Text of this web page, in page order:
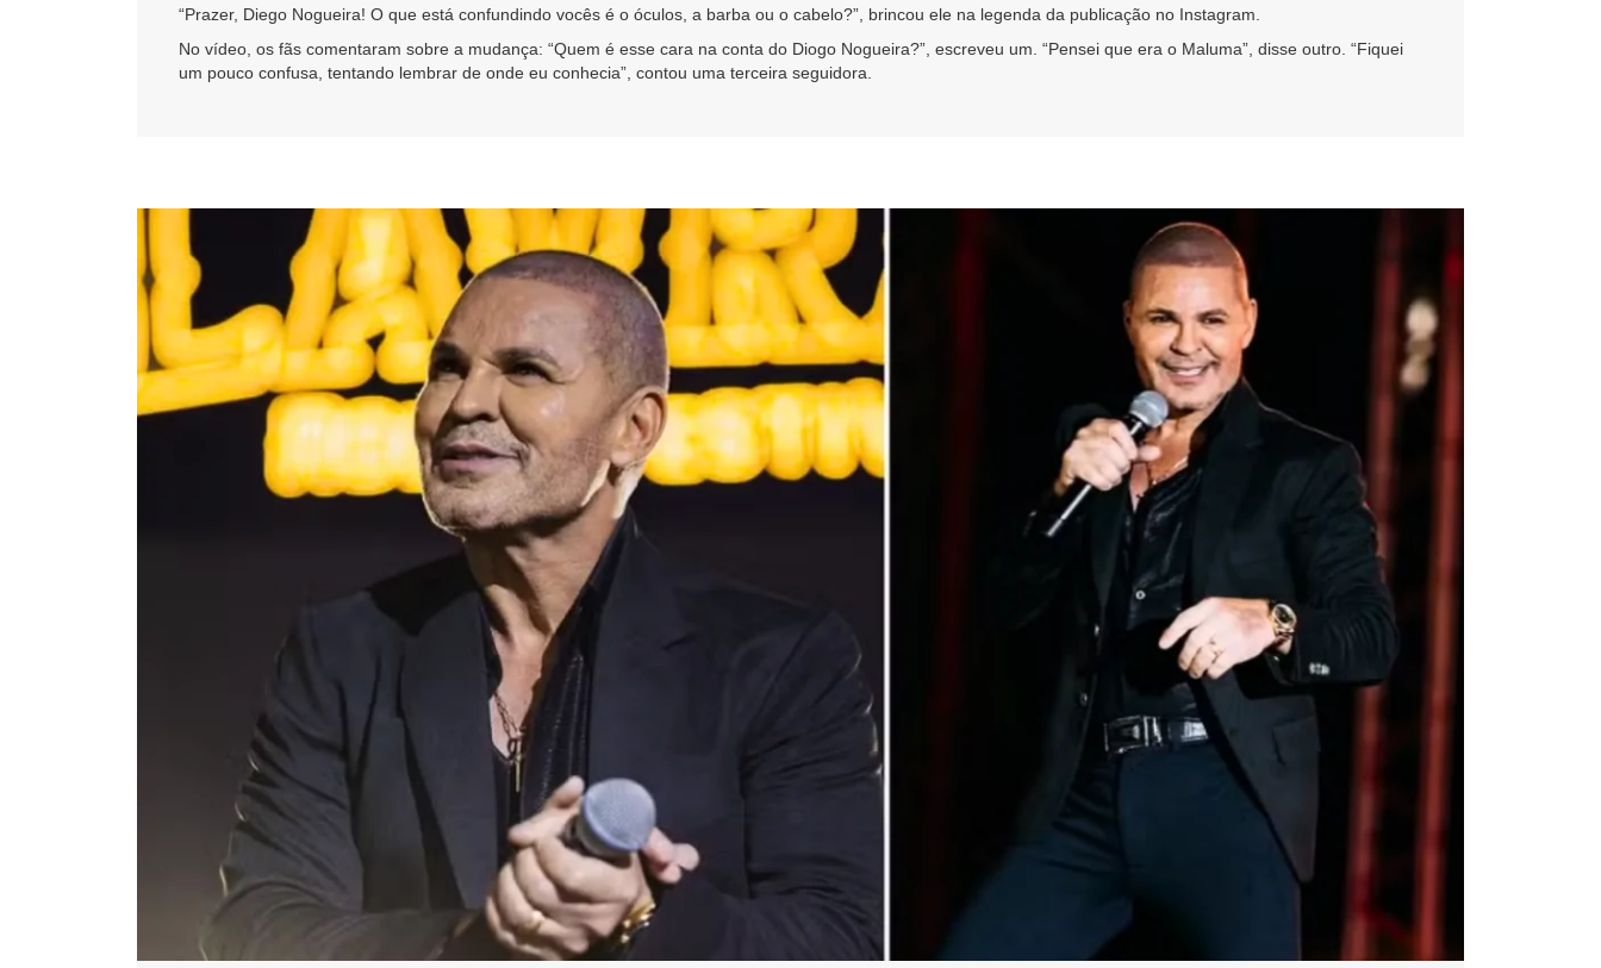
“Prazer, Diego Nogueira! O que está confundindo vocês é o óculos, a barba ou o cabelo?”, brincou ele na legenda da publicação no Instagram.
No vídeo, os fãs comentaram sobre a mudança: “Quem é esse cara na conta do Diogo Nogueira?”, escreveu um. “Pensei que era o Maluma”, disse outro. “Fiquei
um pouco confusa, tentando lembrar de onde eu conhecia”, contou uma terceira seguidora.